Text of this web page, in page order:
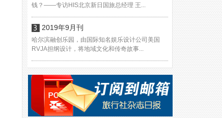
钱？——专访HIS北京新日国旅总经理 王...
2019年9月刊
哈尔滨融创乐园，由国际知名娱乐设计公司美国
RVJA担纲设计，将地域文化和传奇故事...